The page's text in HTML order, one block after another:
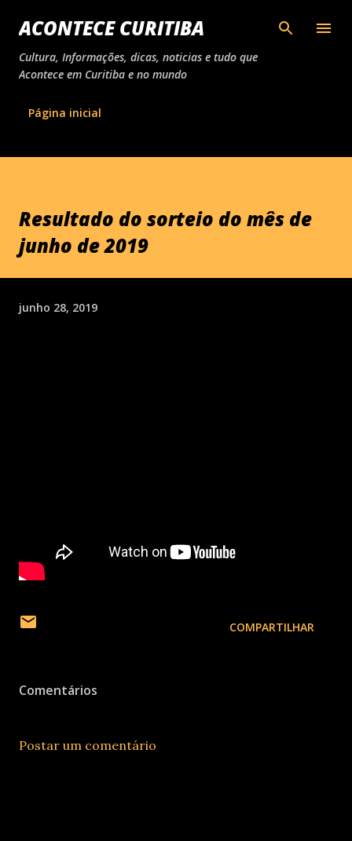
Pular para o conteúdo principal
ACONTECE CURITIBA
Cultura, Informações, dicas, noticias e tudo que
Acontece em Curitiba e no mundo
Página inicial
Resultado do sorteio do mês de
junho de 2019
junho 28, 2019
COMPARTILHAR
Comentários
Postar um comentário